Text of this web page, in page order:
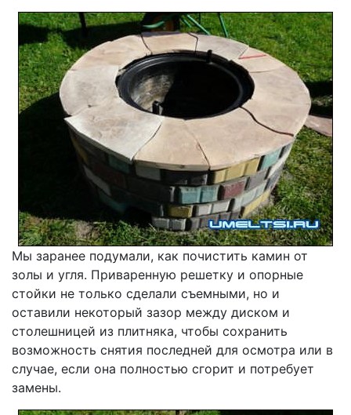
Мы заранее подумали, как почистить камин от
золы и угля. Приваренную решетку и опорные
стойки не только сделали съемными, но и
оставили некоторый зазор между диском и
столешницей из плитняка, чтобы сохранить
возможность снятия последней для осмотра или в
случае, если она полностью сгорит и потребует
замены.